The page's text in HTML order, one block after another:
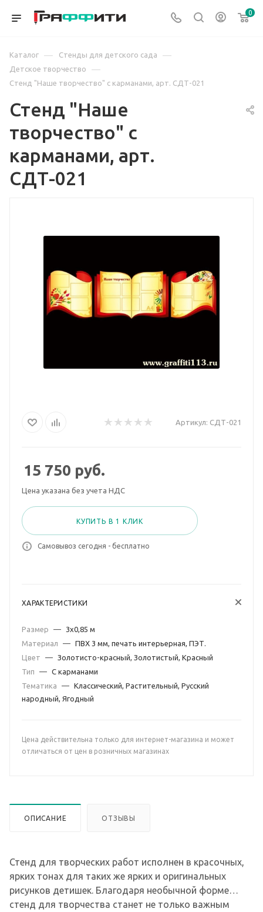
0
Каталог — Стенды для детского сада —
Детское творчество —
Стенд "Наше творчество" с карманами, арт. СДТ-021
Стенд "Наше
творчество" с
карманами, арт.
СДТ-021
Артикул: СДТ-021
15 750 руб.
Цена указана без учета НДС
КУПИТЬ В 1 КЛИК
Самовывоз сегодня - бесплатно
ХАРАКТЕРИСТИКИ
Размер —
3х0,85 м
Материал
— ПВХ 3 мм, печать интерьерная, ПЭТ.
Цвет
— Золотисто-красный, Золотистый, Красный
Тип
— С карманами
Тематика
— Классический, Растительный, Русский
народный, Ягодный
Цена действительна только для интернет-магазина и может
отличаться от цен в розничных магазинах
ОПИСАНИЕ ОТЗЫВЫ
Стенд для творческих работ исполнен в красочных,
ярких тонах для таких же ярких и оригинальных
рисунков детишек. Благодаря необычной форме
стенд для творчества станет не только важным